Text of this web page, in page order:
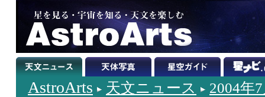
AstroArts 天文ニュース 2004年